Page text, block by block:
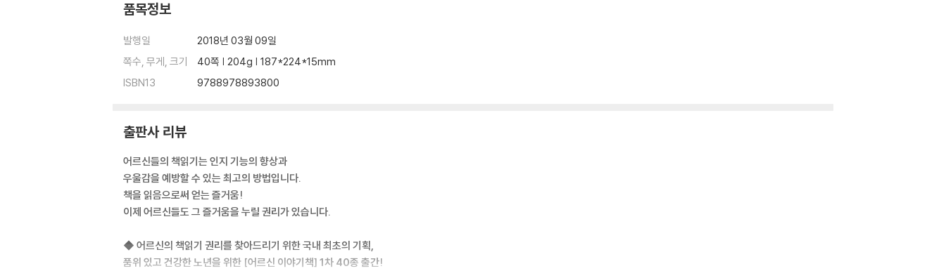
품목정보
발행일
2018년 03월 09일
쪽수, 무게, 크기
40쪽 | 204g | 187*224*15mm
ISBN13
9788978893800
출판사 리뷰
어르신들의 책읽기는 인지 기능의 향상과
우울감을 예방할 수 있는 최고의 방법입니다.
책을 읽음으로써 얻는 즐거움!
이제 어르신들도 그 즐거움을 누릴 권리가 있습니다.
◆ 어르신의 책읽기 권리를 찾아드리기 위한 국내 최초의 기획,
품위 있고 건강한 노년을 위한 [어르신 이야기책] 1차 40종 출간!